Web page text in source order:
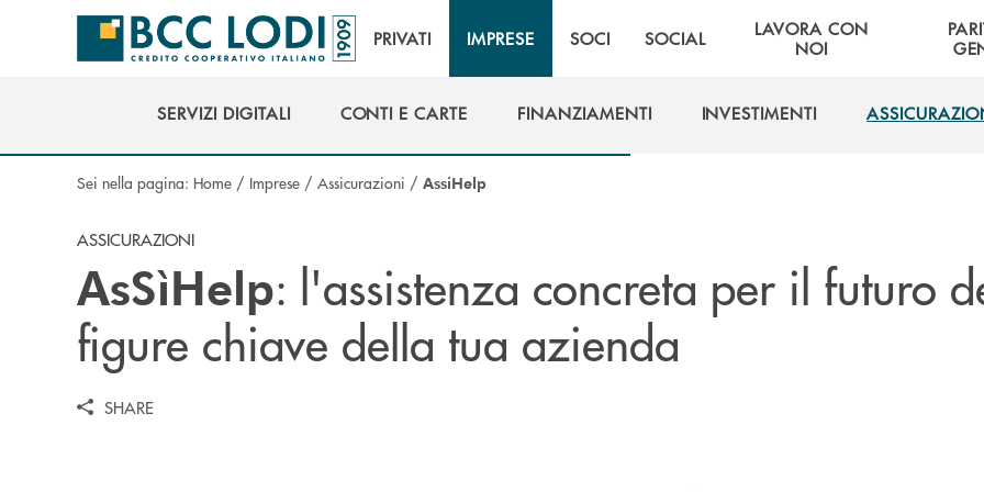
Salta al contenuto principale
PRIVATI IMPRESE SOCI SOCIAL
LAVORA CON
NOI
SERVIZI DIGITALI
CONTI E CARTE
FINANZIAMENTI
INVESTIMENTI
Sei nella pagina: Home / Imprese / Assicurazioni / AssiHelp
ASSICURAZIONI
AsSìHelp: l'assistenza concreta per il futuro
figure chiave della tua azienda
SHARE